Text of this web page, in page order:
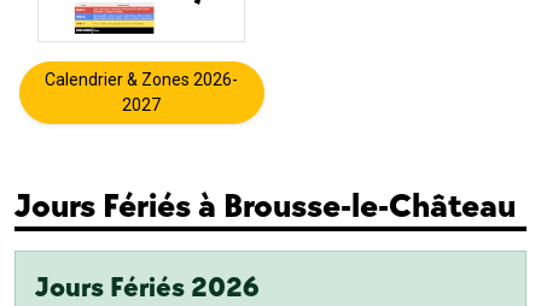
Calendrier & Zones 2026-
2027
Jours Fériés à Brousse-le-Château
Jours Fériés 2026